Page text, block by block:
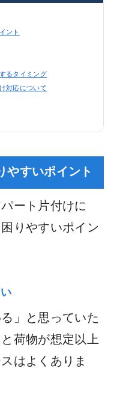
ント
るタイミング
対応について
やすいポイント
ート片付けに
りやすいポイン
」と思っていた
荷物が想定以上
はよくありま